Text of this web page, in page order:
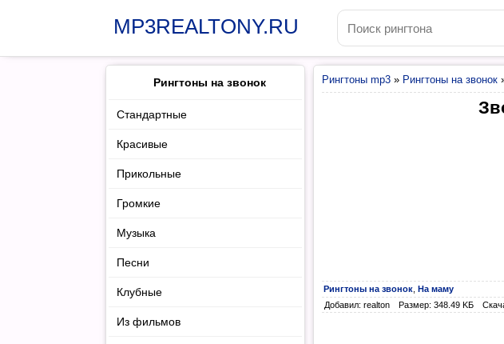
MP3REALTONY.RU
Рингтоны mp3 » Рингтоны на звонок
Рингтоны на звонок На маму
Добавил: realton
Размер: 348.49 KБ
Рингтоны на звонок
Стандартные
Красивые
Прикольные
Громкие
Музыка
Песни
Клубные
Из фильмов